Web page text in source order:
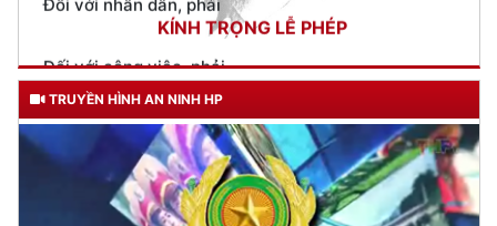
Đại tá Bùi Trung Thành – Phó Giám đốc CATP kiểm tra công
tác thực hiện Đề án 06 của Chính phủ tại xã Vinh Quang,
huyện Tiên Lãng (26/06/2023 17:52)